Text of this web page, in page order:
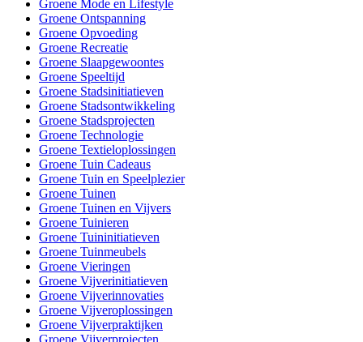
Groene Mode en Lifestyle
Groene Ontspanning
Groene Opvoeding
Groene Recreatie
Groene Slaapgewoontes
Groene Speeltijd
Groene Stadsinitiatieven
Groene Stadsontwikkeling
Groene Stadsprojecten
Groene Technologie
Groene Textieloplossingen
Groene Tuin Cadeaus
Groene Tuin en Speelplezier
Groene Tuinen
Groene Tuinen en Vijvers
Groene Tuinieren
Groene Tuininitiatieven
Groene Tuinmeubels
Groene Vieringen
Groene Vijverinitiatieven
Groene Vijverinnovaties
Groene Vijveroplossingen
Groene Vijverpraktijken
Groene Vijverprojecten